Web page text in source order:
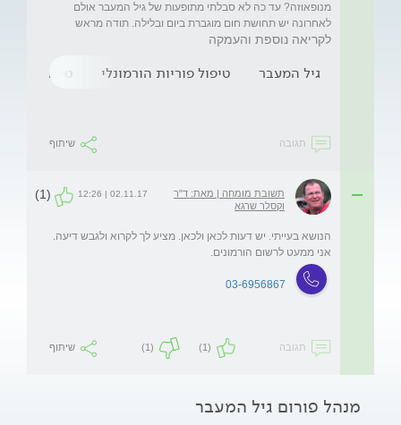
מנופאוזה? עד כה לא סבלתי מתופעות של גיל המעבר אולם
לאחרונה יש תחושת חום מוגברת ביום ובלילה. תודה מראש
לקריאה נוספת והעמקה
גיל המעבר טיפול פוריות הורמונלי טיפול
תגובה שיתוף
תשובת מומחה | מאת: ד"ר
וקסלר שרגא
02.11.17 | 12:26
(1)
הנושא בעייתי. יש דעות לכאן ולכאן. מציע לך לקרוא ולגבש דיעה.
אני ממעט לרשום הורמונים.
03-6956867
תגובה (1)
(1) שיתוף
מנהל פורום גיל המעבר